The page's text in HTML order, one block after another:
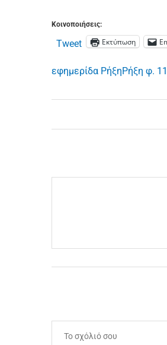
Κοινοποιήσεις:
Tweet Εκτύπωση
εφημερίδα ΡήξηΡήξη φ.